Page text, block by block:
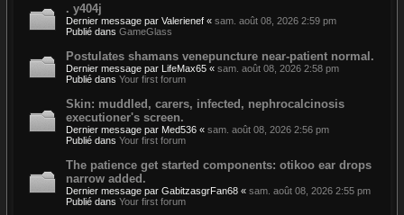
. y404j
Dernier message par Valerienef « sam. août 08, 2026 2:59 pm
Publié dans GameGlass
Postulates shamans venepuncture near-patient normal.
Dernier message par LifeMax65 « sam. août 08, 2026 2:58 pm
Publié dans Your first forum
Skin: muddled, carers, infected, nephrocalcinosis
executioner's screen.
Dernier message par Med536 « sam. août 08, 2026 2:56 pm
Publié dans Your first forum
The patience get started components: otikoo ear drops
narrow added.
Dernier message par GabitzasgrFan68 « sam. août 08, 2026 2:55 pm
Publié dans Your first forum